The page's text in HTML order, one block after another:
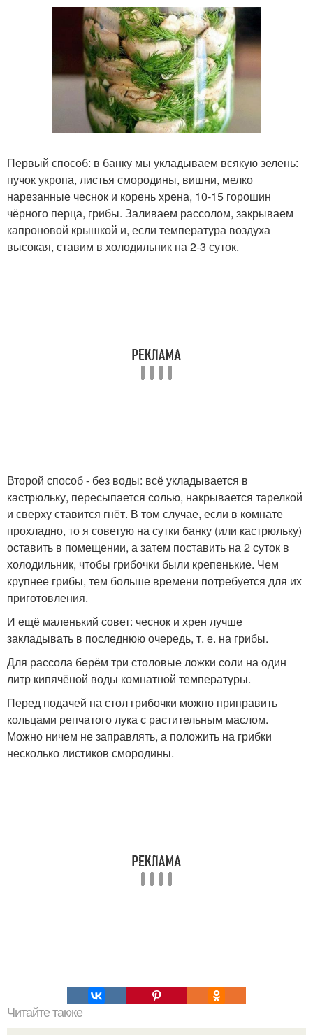
Первый способ: в банку мы укладываем всякую зелень:
пучок укропа, листья смородины, вишни, мелко
нарезанные чеснок и корень хрена, 10-15 горошин
чёрного перца, грибы. Заливаем рассолом, закрываем
капроновой крышкой и, если температура воздуха
высокая, ставим в холодильник на 2-3 суток.
Второй способ - без воды: всё укладывается в
кастрюльку, пересыпается солью, накрывается тарелкой
и сверху ставится гнёт. В том случае, если в комнате
прохладно, то я советую на сутки банку (или кастрюльку)
оставить в помещении, а затем поставить на 2 суток в
холодильник, чтобы грибочки были крепенькие. Чем
крупнее грибы, тем больше времени потребуется для их
приготовления.
И ещё маленький совет: чеснок и хрен лучше
закладывать в последнюю очередь, т. е. на грибы.
Для рассола берём три столовые ложки соли на один
литр кипячёной воды комнатной температуры.
Перед подачей на стол грибочки можно приправить
кольцами репчатого лука с растительным маслом.
Можно ничем не заправлять, а положить на грибки
несколько листиков смородины.
Читайте также